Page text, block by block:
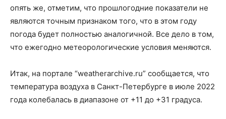
опять же, отметим, что прошлогодние показатели не
являются точным признаком того, что в этом году
погода будет полностью аналогичной. Все дело в том,
что ежегодно метеорологические условия меняются.
Итак, на портале “weatherarchive.ru” сообщается, что
температура воздуха в Санкт-Петербурге в июле 2022
года колебалась в диапазоне от +11 до +31 градуса.